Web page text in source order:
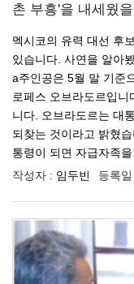
촌 부흥'을 내세웠
멕시코의 유력 대선 후
있습니다. 사연을 알아
a주인공은 5월 말 기준
로페스 오브라도르입
니다. 오브라도르는 대
되찾는 것이라고 밝혔
통령이 되면 자급자족
작성자 : 임두빈 등록일